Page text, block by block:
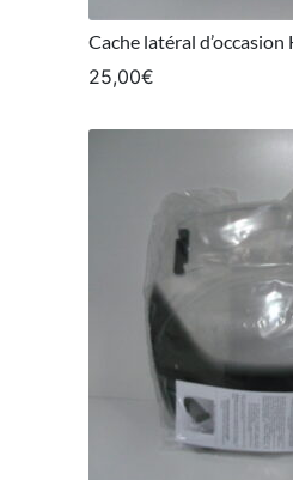
Cache latéral
25,00€